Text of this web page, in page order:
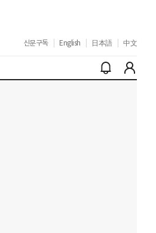
신문구독 English 日本語 中文